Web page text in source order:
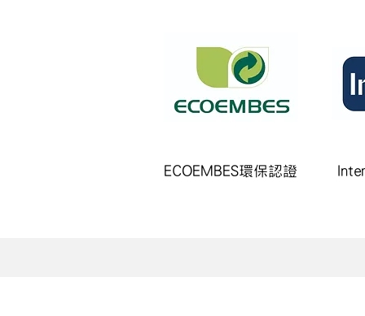
ECOEMBES環保認證